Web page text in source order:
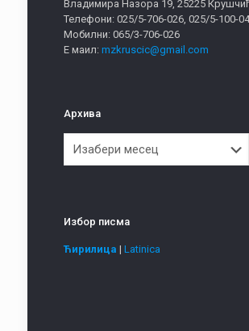
Владимира Назора 19, 25225
Телефони: 025/5-706-026, 025/5-100-
Мобилни: 065/3-706-026
Е маил: mzkruscic@gmail.com
Архива
Избор писма
Ћирилица | Latinica